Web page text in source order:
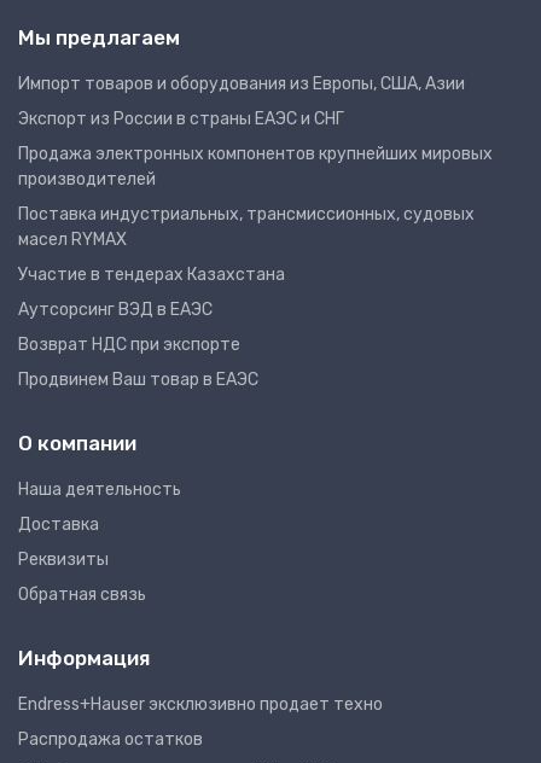
Мы предлагаем
Импорт товаров и оборудования из Европы, США, Азии
Экспорт из России в страны ЕАЭС и СНГ
Продажа электронных компонентов крупнейших мировых
производителей
Поставка индустриальных, трансмиссионных, судовых
масел RYMAX
Участие в тендерах Казахстана
Аутсорсинг ВЭД в ЕАЭС
Возврат НДС при экспорте
Продвинем Ваш товар в ЕАЭС
О компании
Наша деятельность
Доставка
Реквизиты
Обратная связь
Информация
Endress+Hauser эксклюзивно продает техно
Распродажа остатков